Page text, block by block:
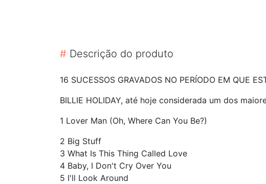
# Descrição do produto
16 SUCESSOS GRAVADOS NO PERÍODO EM QUE
BILLIE HOLIDAY, até hoje considerada um dos
1 Lover Man (Oh, Where Can You Be?)
2 Big Stuff
3 What Is This Thing Called Love
4 Baby, I Don't Cry Over You
5 I'll Look Around